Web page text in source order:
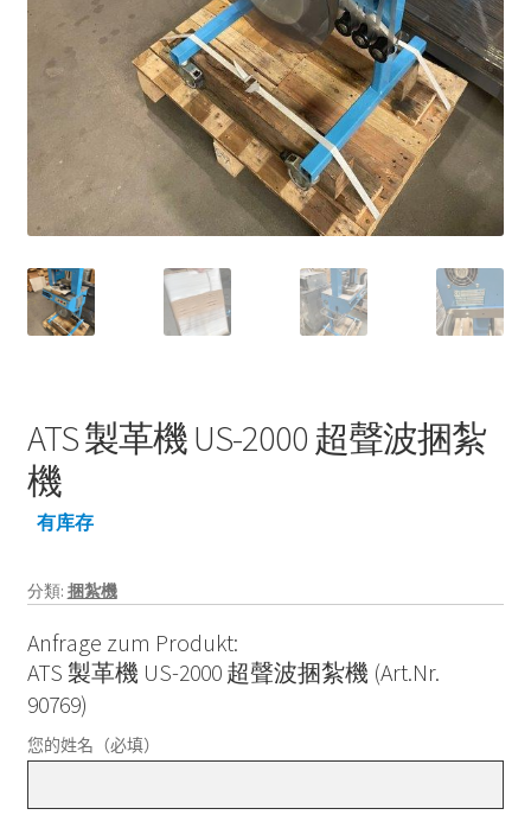
ATS 製革機 US-2000 超聲波捆紮
機
有库存
分類: 捆紮機
Anfrage zum Produkt:
ATS 製革機 US-2000 超聲波捆紮機 (Art.Nr.
90769)
您的姓名（必填）